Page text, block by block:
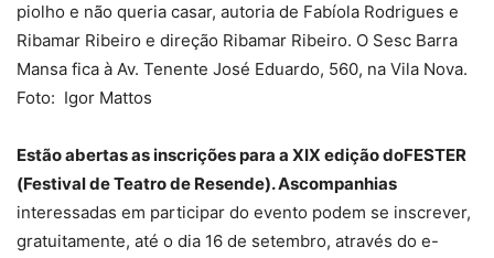
piolho e não queria casar, autoria de Fabíola Rodrigues e
Ribamar Ribeiro e direção Ribamar Ribeiro. O Sesc Barra
Mansa fica à Av. Tenente José Eduardo, 560, na Vila Nova.
Foto: Igor Mattos
Estão abertas as inscrições para a XIX edição doFESTER
(Festival de Teatro de Resende). Ascompanhias
interessadas em participar do evento podem se inscrever,
gratuitamente, até o dia 16 de setembro, através do e-